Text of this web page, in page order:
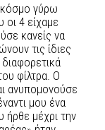
γύρω
4 είχαμε
κανείς να
τις ίδιες
φίλτρα. Ο
ανυπομονούσε
μου ένα
ήρθε μέχρι την